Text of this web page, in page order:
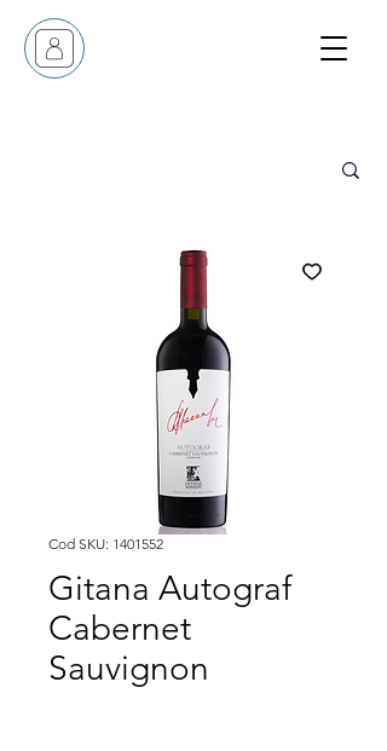
Cod SKU: 1401552
Gitana Autograf
Cabernet
Sauvignon